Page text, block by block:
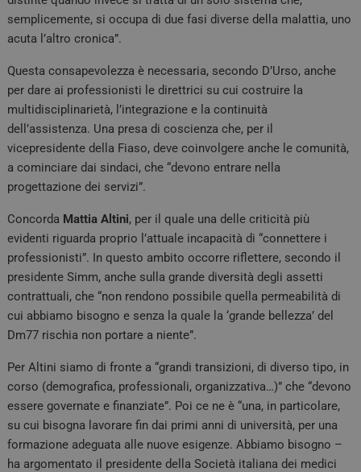
semplicemente, si occupa di due fasi diverse della malattia, uno
acuta l’altro cronica”.
Questa consapevolezza è necessaria, secondo D’Urso, anche
per dare ai professionisti le direttrici su cui costruire la
multidisciplinarietà, l’integrazione e la continuità
dell’assistenza. Una presa di coscienza che, per il
vicepresidente della Fiaso, deve coinvolgere anche le comunità,
a cominciare dai sindaci, che “devono entrare nella
progettazione dei servizi”.
Concorda Mattia Altini, per il quale una delle criticità più
evidenti riguarda proprio l’attuale incapacità di “connettere i
professionisti”. In questo ambito occorre riflettere, secondo il
presidente Simm, anche sulla grande diversità degli assetti
contrattuali, che “non rendono possibile quella permeabilità di
cui abbiamo bisogno e senza la quale la ‘grande bellezza’ del
Dm77 rischia non portare a niente”.
Per Altini siamo di fronte a “grandi transizioni, di diverso tipo, in
corso (demografica, professionali, organizzativa…)” che “devono
essere governate e finanziate”. Poi ce ne è “una, in particolare,
su cui bisogna lavorare fin dai primi anni di università, per una
formazione adeguata alle nuove esigenze. Abbiamo bisogno –
ha argomentato il presidente della Società italiana dei medici